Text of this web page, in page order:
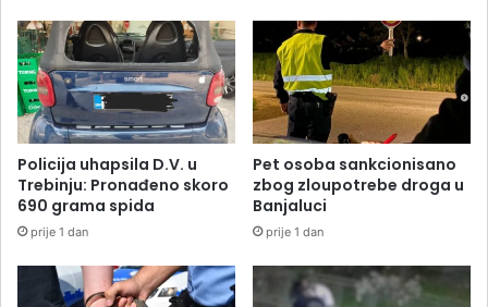
Policija uhapsila D.V. u
Trebinju: Pronađeno skoro
690 grama spida
prije 1 dan
Pet osoba sankcionisano
zbog zloupotrebe droga u
Banjaluci
prije 1 dan